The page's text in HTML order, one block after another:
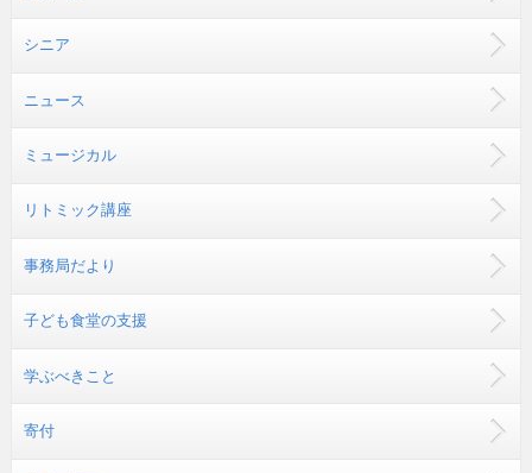
シニア
ニュース
ミュージカル
リトミック講座
事務局だより
子ども食堂の支援
学ぶべきこと
寄付